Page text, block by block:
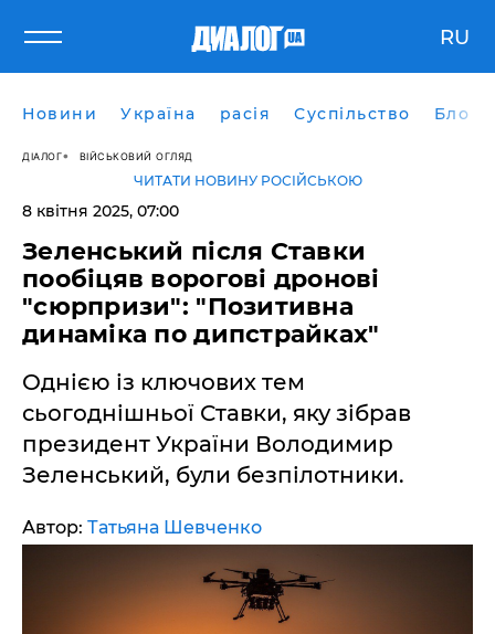
RU
Новини Україна расія Суспільство Блоги
ДІАЛОГ ВІЙСЬКОВИЙ ОГЛЯД
ЧИТАТИ НОВИНУ РОСІЙСЬКОЮ
8 квітня 2025, 07:00
Зеленський після Ставки
пообіцяв ворогові дронові
"сюрпризи": "Позитивна
динаміка по дипстрайках"
Однією із ключових тем
сьогоднішньої Ставки, яку зібрав
президент України Володимир
Зеленський, були безпілотники.
Автор: Татьяна Шевченко